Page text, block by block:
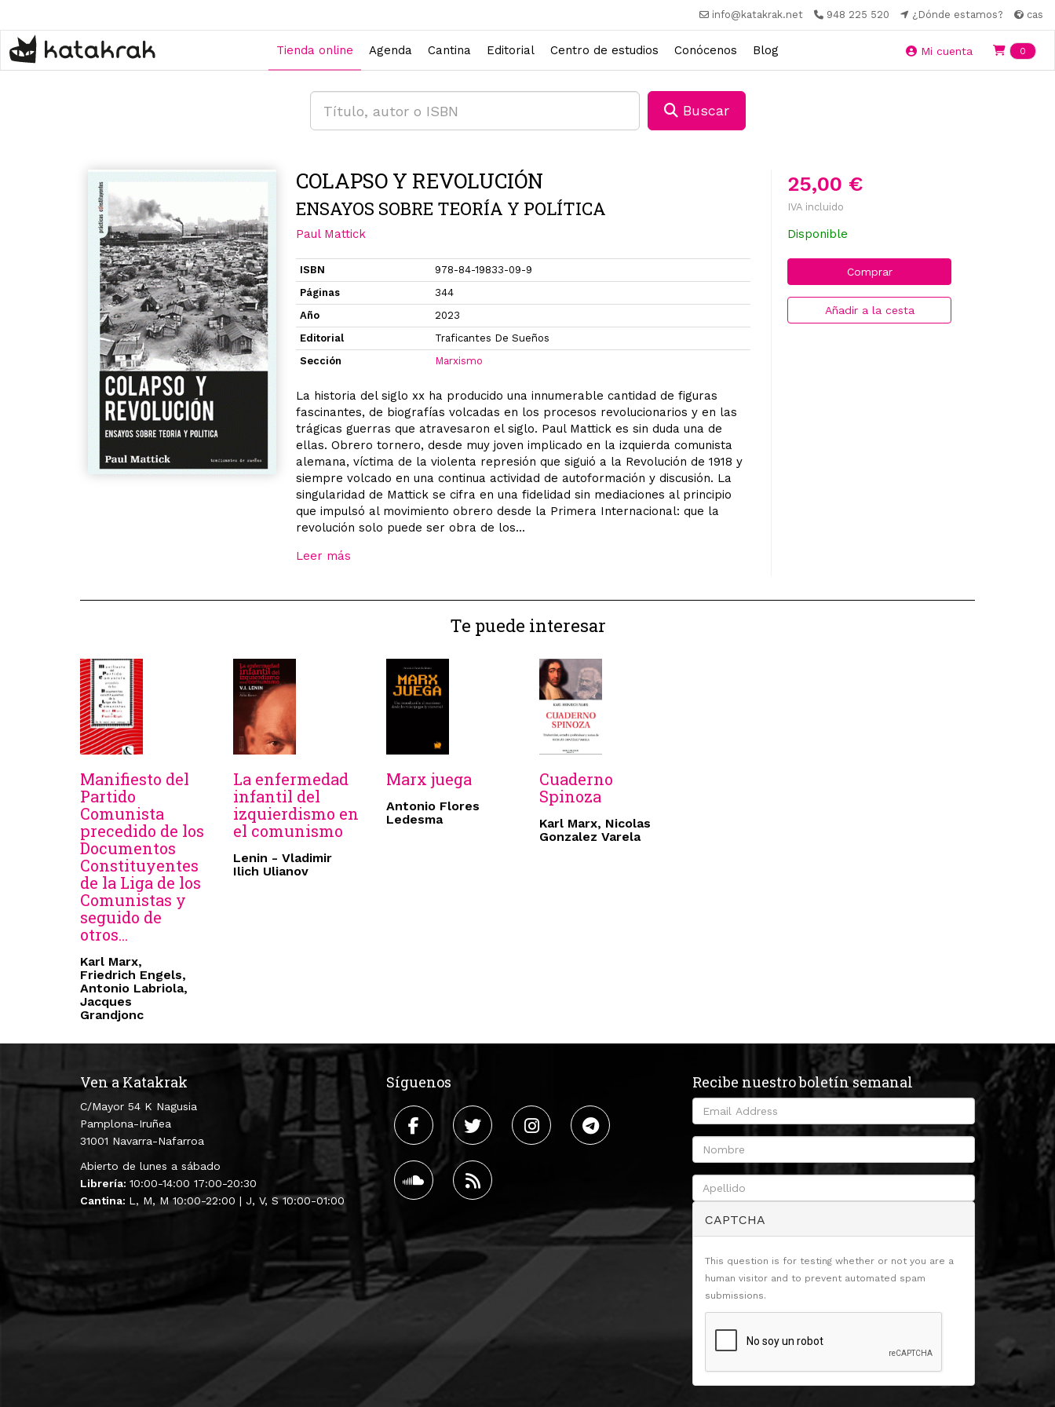
contenido
principal
info@katakrak.net 948 225 520 ¿Dónde estamos? cas
Tienda online Agenda Cantina Editorial Centro de estudios Conócenos Blog Mi cuenta 0
Buscar
25,00 €
IVA incluido
Disponible
Comprar
Añadir a la cesta
COLAPSO Y REVOLUCIÓN
ENSAYOS SOBRE TEORÍA Y POLÍTICA
Paul Mattick
ISBN
978-84-19833-09-9
Páginas
344
Año
2023
Editorial
Traficantes De Sueños
Sección
Marxismo
La historia del siglo xx ha producido una innumerable cantidad de figuras
fascinantes, de biografías volcadas en los procesos revolucionarios y en las
trágicas guerras que atravesaron el siglo. Paul Mattick es sin duda una de
ellas. Obrero tornero, desde muy joven implicado en la izquierda comunista
alemana, víctima de la violenta represión que siguió a la Revolución de 1918 y
siempre volcado en una continua actividad de autoformación y discusión. La
singularidad de Mattick se cifra en una fidelidad sin mediaciones al principio
que impulsó al movimiento obrero desde la Primera Internacional: que la
revolución solo puede ser obra de los...
Leer más
Te puede interesar
Manifiesto del
Partido
Comunista
precedido de los
Documentos
Constituyentes
de la Liga de los
Comunistas y
seguido de
otros...
Karl Marx,
Friedrich Engels,
Antonio Labriola,
Jacques
Grandjonc
La enfermedad
infantil del
izquierdismo en
el comunismo
Lenin - Vladimir
Ilich Ulianov
Marx juega
Antonio Flores
Ledesma
Cuaderno
Spinoza
Karl Marx, Nicolas
Gonzalez Varela
Ven a Katakrak
C/Mayor 54 K Nagusia
Pamplona-Iruñea
31001 Navarra-Nafarroa
Abierto de lunes a sábado
Librería: 10:00-14:00 17:00-20:30
Cantina: L, M, M 10:00-22:00 | J, V, S 10:00-01:00
Síguenos Recibe nuestro boletín semanal
CAPTCHA
This question is for testing whether or not you are a
human visitor and to prevent automated spam
submissions.